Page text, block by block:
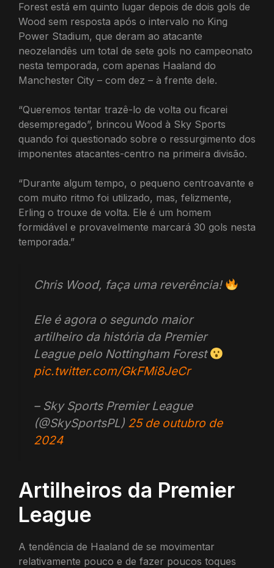
Forest está em quinto lugar depois de dois gols de
Wood sem resposta após o intervalo no King
Power Stadium, que deram ao atacante
neozelandês um total de sete gols no campeonato
nesta temporada, com apenas Haaland do
Manchester City – com dez – à frente dele.
“Queremos tentar trazê-lo de volta ou ficarei
desempregado”, brincou Wood à Sky Sports
quando foi questionado sobre o ressurgimento dos
imponentes atacantes-centro na primeira divisão.
“Durante algum tempo, o pequeno centroavante e
com muito ritmo foi utilizado, mas, felizmente,
Erling o trouxe de volta. Ele é um homem
formidável e provavelmente marcará 30 gols nesta
temporada.”
Chris Wood, faça uma reverência!
Ele é agora o segundo maior
artilheiro da história da Premier
League pelo Nottingham Forest
pic.twitter.com/GkFMi8JeCr
– Sky Sports Premier League
(@SkySportsPL) 25 de outubro de
2024
Artilheiros da Premier
League
A tendência de Haaland de se movimentar
relativamente pouco e de fazer poucos toques